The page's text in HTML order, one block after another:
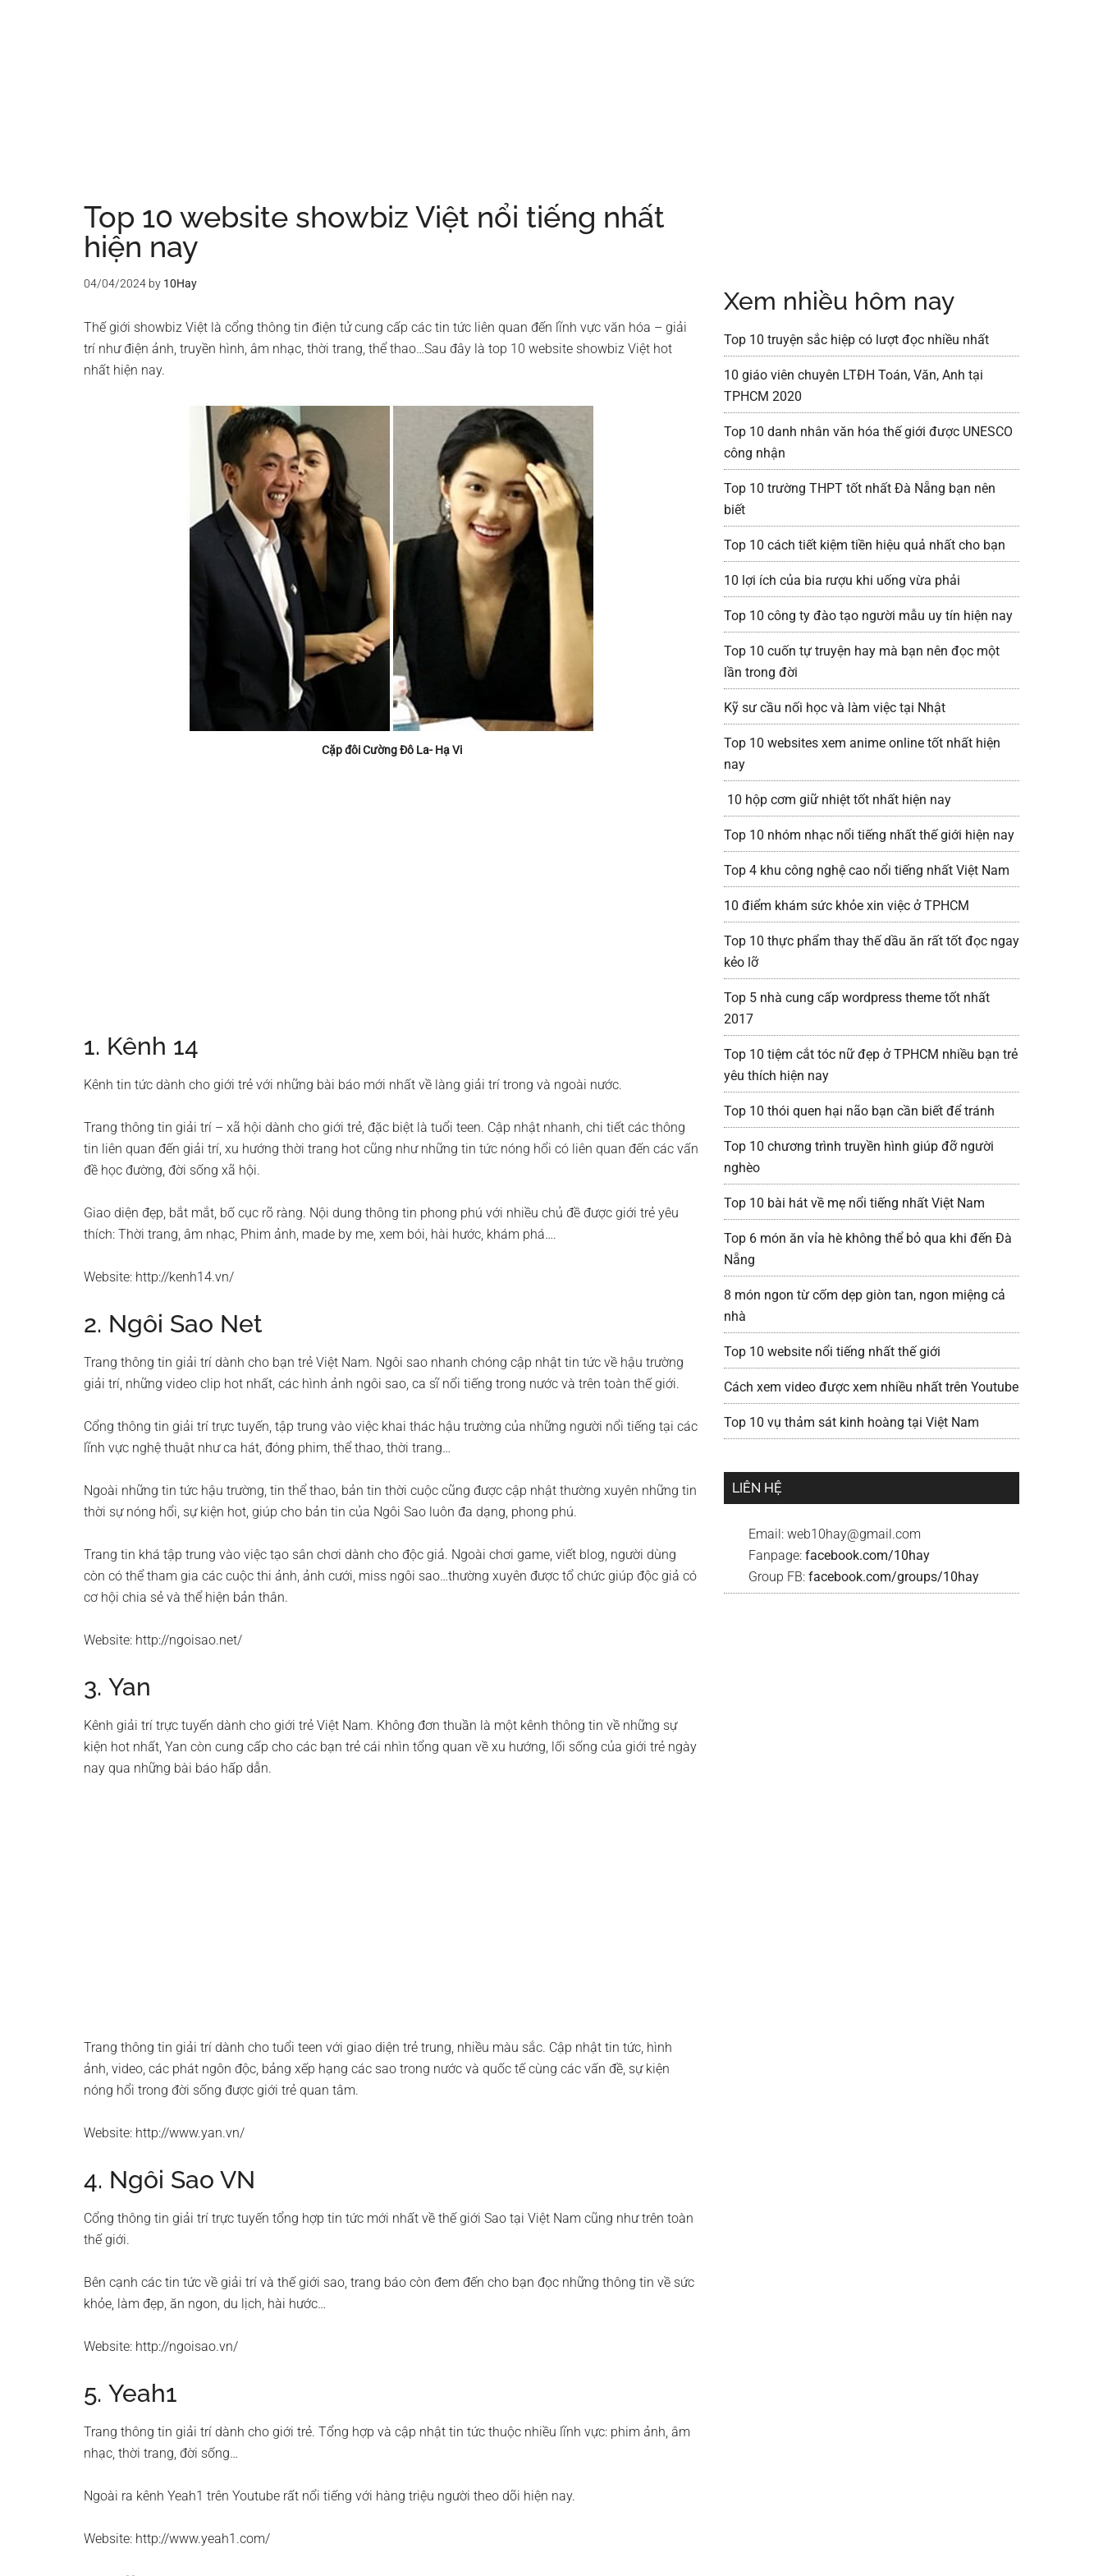
Top 10 website showbiz Việt nổi tiếng nhất
hiện nay
04/04/2024 by 10Hay
Thế giới showbiz Việt là cổng thông tin điện tử cung cấp các tin tức liên quan đến lĩnh vực văn hóa – giải
trí như điện ảnh, truyền hình, âm nhạc, thời trang, thể thao…Sau đây là top 10 website showbiz Việt hot
nhất hiện nay.
Cặp đôi Cường Đô La- Hạ Vi
1. Kênh 14
Kênh tin tức dành cho giới trẻ với những bài báo mới nhất về làng giải trí trong và ngoài nước.
Trang thông tin giải trí – xã hội dành cho giới trẻ, đặc biệt là tuổi teen. Cập nhật nhanh, chi tiết các thông
tin liên quan đến giải trí, xu hướng thời trang hot cũng như những tin tức nóng hổi có liên quan đến các vấn
đề học đường, đời sống xã hội.
Giao diện đẹp, bắt mắt, bố cục rõ ràng. Nội dung thông tin phong phú với nhiều chủ đề được giới trẻ yêu
thích: Thời trang, âm nhạc, Phim ảnh, made by me, xem bói, hài hước, khám phá….
Website: http://kenh14.vn/
2. Ngôi Sao Net
Trang thông tin giải trí dành cho bạn trẻ Việt Nam. Ngôi sao nhanh chóng cập nhật tin tức về hậu trường
giải trí, những video clip hot nhất, các hình ảnh ngôi sao, ca sĩ nổi tiếng trong nước và trên toàn thế giới.
Cổng thông tin giải trí trực tuyến, tập trung vào việc khai thác hậu trường của những người nổi tiếng tại các
lĩnh vực nghệ thuật như ca hát, đóng phim, thể thao, thời trang…
Ngoài những tin tức hậu trường, tin thể thao, bản tin thời cuộc cũng được cập nhật thường xuyên những tin
thời sự nóng hổi, sự kiện hot, giúp cho bản tin của Ngôi Sao luôn đa dạng, phong phú.
Trang tin khá tập trung vào việc tạo sân chơi dành cho độc giả. Ngoài chơi game, viết blog, người dùng
còn có thể tham gia các cuộc thi ảnh, ảnh cưới, miss ngôi sao…thường xuyên được tổ chức giúp độc giả có
cơ hội chia sẻ và thể hiện bản thân.
Website: http://ngoisao.net/
3. Yan
Kênh giải trí trực tuyến dành cho giới trẻ Việt Nam. Không đơn thuần là một kênh thông tin về những sự
kiện hot nhất, Yan còn cung cấp cho các bạn trẻ cái nhìn tổng quan về xu hướng, lối sống của giới trẻ ngày
nay qua những bài báo hấp dẫn.
Trang thông tin giải trí dành cho tuổi teen với giao diện trẻ trung, nhiều màu sắc. Cập nhật tin tức, hình
ảnh, video, các phát ngôn độc, bảng xếp hạng các sao trong nước và quốc tế cùng các vấn đề, sự kiện
nóng hổi trong đời sống được giới trẻ quan tâm.
Website: http://www.yan.vn/
4. Ngôi Sao VN
Cổng thông tin giải trí trực tuyến tổng hợp tin tức mới nhất về thế giới Sao tại Việt Nam cũng như trên toàn
thế giới.
Bên cạnh các tin tức về giải trí và thế giới sao, trang báo còn đem đến cho bạn đọc những thông tin về sức
khỏe, làm đẹp, ăn ngon, du lịch, hài hước…
Website: http://ngoisao.vn/
5. Yeah1
Trang thông tin giải trí dành cho giới trẻ. Tổng hợp và cập nhật tin tức thuộc nhiều lĩnh vực: phim ảnh, âm
nhạc, thời trang, đời sống…
Ngoài ra kênh Yeah1 trên Youtube rất nổi tiếng với hàng triệu người theo dõi hiện nay.
Website: http://www.yeah1.com/
Xem nhiều hôm nay
Top 10 truyện sắc hiệp có lượt đọc nhiều nhất
10 giáo viên chuyên LTĐH Toán, Văn, Anh tại
TPHCM 2020
Top 10 danh nhân văn hóa thế giới được UNESCO
công nhận
Top 10 trường THPT tốt nhất Đà Nẵng bạn nên
biết
Top 10 cách tiết kiệm tiền hiệu quả nhất cho bạn
10 lợi ích của bia rượu khi uống vừa phải
Top 10 công ty đào tạo người mẫu uy tín hiện nay
Top 10 cuốn tự truyện hay mà bạn nên đọc một
lần trong đời
Kỹ sư cầu nối học và làm việc tại Nhật
Top 10 websites xem anime online tốt nhất hiện
nay
10 hộp cơm giữ nhiệt tốt nhất hiện nay
Top 10 nhóm nhạc nổi tiếng nhất thế giới hiện nay
Top 4 khu công nghệ cao nổi tiếng nhất Việt Nam
10 điểm khám sức khỏe xin việc ở TPHCM
Top 10 thực phẩm thay thế dầu ăn rất tốt đọc ngay
kẻo lỡ
Top 5 nhà cung cấp wordpress theme tốt nhất
2017
Top 10 tiệm cắt tóc nữ đẹp ở TPHCM nhiều bạn trẻ
yêu thích hiện nay
Top 10 thói quen hại não bạn cần biết để tránh
Top 10 chương trình truyền hình giúp đỡ người
nghèo
Top 10 bài hát về mẹ nổi tiếng nhất Việt Nam
Top 6 món ăn vỉa hè không thể bỏ qua khi đến Đà
Nẵng
8 món ngon từ cốm dẹp giòn tan, ngon miệng cả
nhà
Top 10 website nổi tiếng nhất thế giới
Cách xem video được xem nhiều nhất trên Youtube
Top 10 vụ thảm sát kinh hoàng tại Việt Nam
LIÊN HỆ
Email: web10hay@gmail.com
Fanpage: facebook.com/10hay
Group FB: facebook.com/groups/10hay